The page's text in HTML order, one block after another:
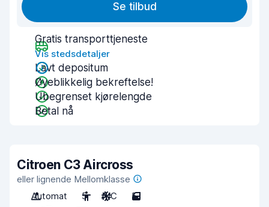
Se tilbud
Gratis transporttjeneste
Vis stedsdetaljer
Lavt depositum
Øyeblikkelig bekreftelse!
Ubegrenset kjørelengde
Betal nå
Citroen C3 Aircross
eller lignende Mellomklasse
Automat
5 A/C 5